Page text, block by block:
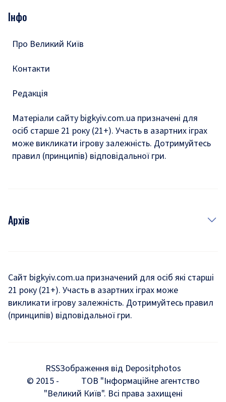
Подкасти
Тести
Інфо
Про Великий Київ
Контакти
Редакція
Матеріали сайту bigkyiv.com.ua призначені для
осіб старше 21 року (21+). Участь в азартних іграх
може викликати ігрову залежність. Дотримуйтесь
правил (принципів) відповідальної гри.
Архів
Комуналка
Хроніки війни
Мегаполіс
Київщина
Сайт bigkyiv.com.ua призначений для осіб які старші
21 року (21+). Участь в азартних іграх може
викликати ігрову залежність. Дотримуйтесь правил
(принципів) відповідальної гри.
RSSЗображення від Depositphotos
© 2015 -
ТОВ "Інформаційне агентство
"Великий Київ". Всі права захищені